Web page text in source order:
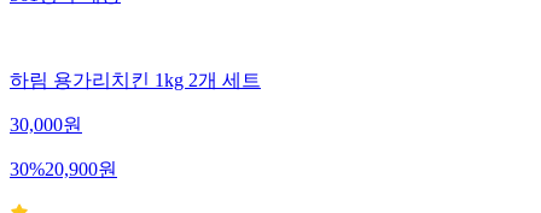
하림 용가리치킨 1kg 2개 세트
30,000원
30%20,900원